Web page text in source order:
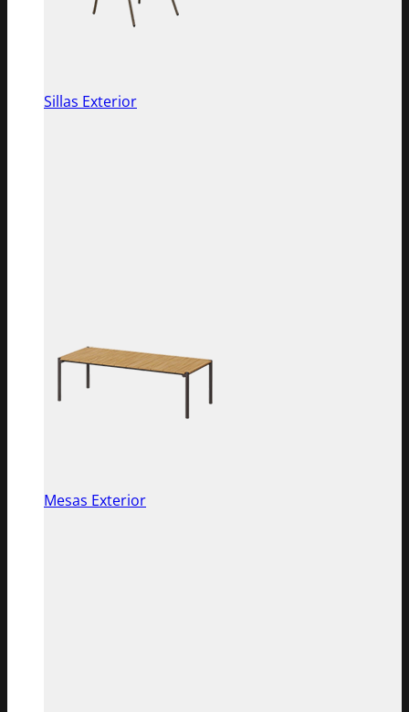
Sillas Exterior
Mesas Exterior